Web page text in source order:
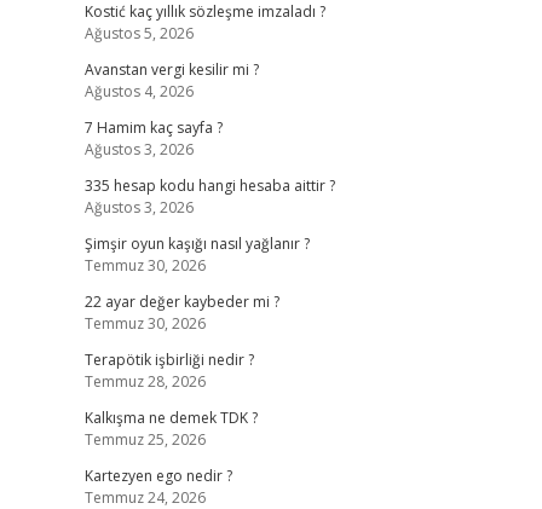
Kostić kaç yıllık sözleşme imzaladı ?
Ağustos 5, 2026
Avanstan vergi kesilir mi ?
Ağustos 4, 2026
7 Hamim kaç sayfa ?
Ağustos 3, 2026
335 hesap kodu hangi hesaba aittir ?
Ağustos 3, 2026
Şimşir oyun kaşığı nasıl yağlanır ?
Temmuz 30, 2026
22 ayar değer kaybeder mi ?
Temmuz 30, 2026
Terapötik işbirliği nedir ?
Temmuz 28, 2026
Kalkışma ne demek TDK ?
Temmuz 25, 2026
Kartezyen ego nedir ?
Temmuz 24, 2026